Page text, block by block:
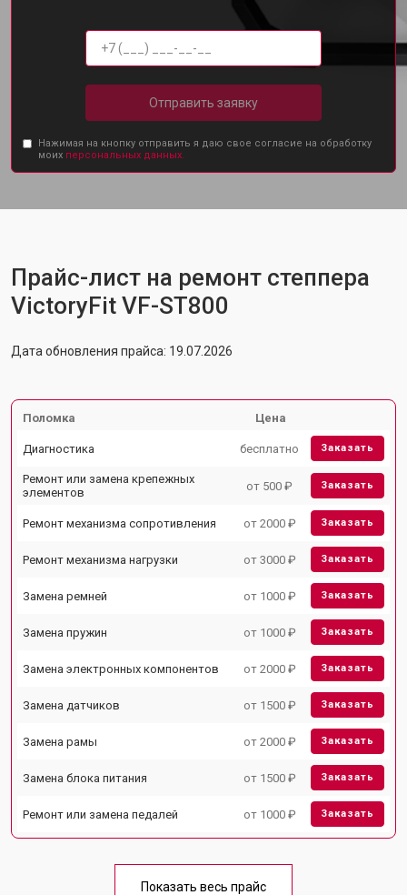
Отправить заявку
Нажимая на кнопку отправить я даю свое согласие на обработку
моих персональных данных.
Прайс-лист на ремонт степпера
VictoryFit VF-ST800
Дата обновления прайса: 19.07.2026
Поломка Цена
Диагностика бесплатно Заказать
Ремонт или замена крепежных
элементов
от 500 ₽ Заказать
Ремонт механизма сопротивления от 2000 ₽ Заказать
Ремонт механизма нагрузки от 3000 ₽ Заказать
Замена ремней от 1000 ₽ Заказать
Замена пружин от 1000 ₽ Заказать
Замена электронных компонентов от 2000 ₽ Заказать
Замена датчиков от 1500 ₽ Заказать
Замена рамы от 2000 ₽ Заказать
Замена блока питания от 1500 ₽ Заказать
Ремонт или замена педалей от 1000 ₽ Заказать
Показать весь прайс